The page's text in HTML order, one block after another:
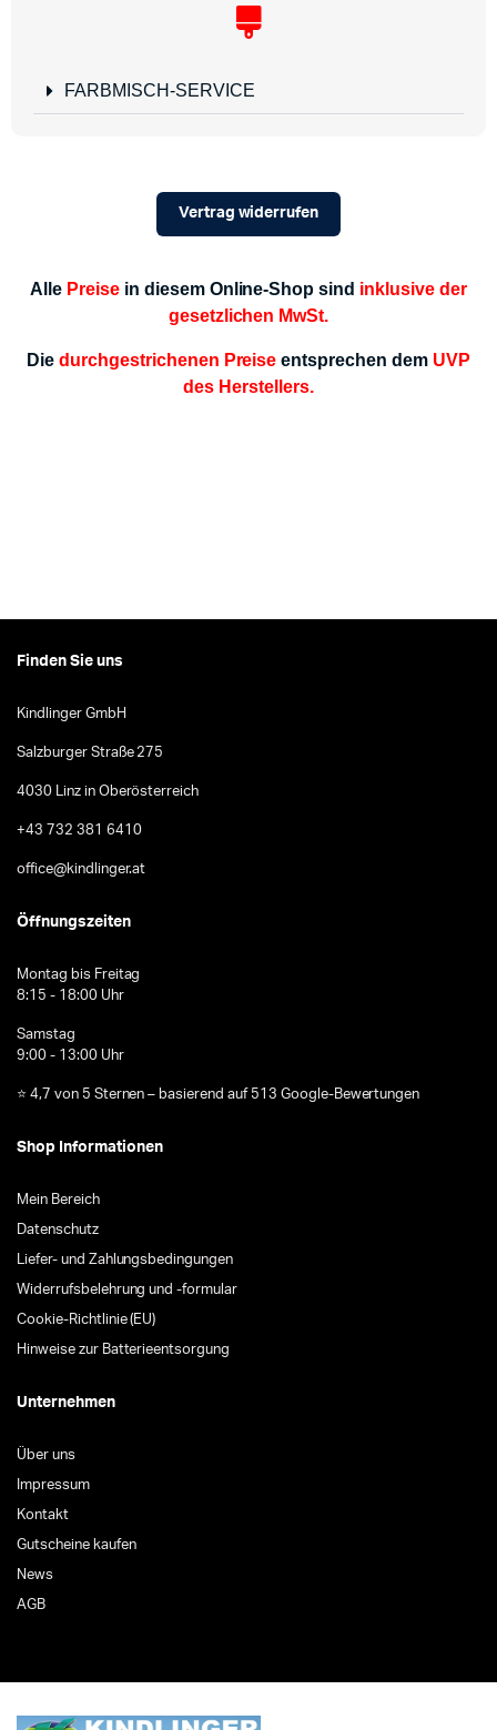
FARBMISCH-SERVICE
Vertrag widerrufen
Alle Preisein diesem Online-Shop sind inklusive der
gesetzlichen MwSt.
Diedurchgestrichenen Preise entsprechen dem UVP
des Herstellers.
Finden Sie uns
Kindlinger GmbH
Salzburger Straße 275
4030 Linz in Oberösterreich
+43 732 381 6410
office@kindlinger.at
Öffnungszeiten
Montag bis Freitag
8:15 - 18:00 Uhr
Samstag
9:00 - 13:00 Uhr
⭐ 4,7 von 5 Sternen – basierend auf 513 Google-Bewertungen
Shop Informationen
Mein Bereich
Datenschutz
Liefer- und Zahlungsbedingungen
Widerrufsbelehrung und -formular
Cookie-Richtlinie (EU)
Hinweise zur Batterieentsorgung
Unternehmen
Über uns
Impressum
Kontakt
Gutscheine kaufen
News
AGB